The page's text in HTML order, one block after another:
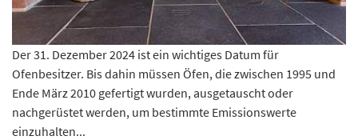
Der 31. Dezember 2024 ist ein wichtiges Datum für
Ofenbesitzer. Bis dahin müssen Öfen, die zwischen 1995 und
Ende März 2010 gefertigt wurden, ausgetauscht oder
nachgerüstet werden, um bestimmte Emissionswerte
einzuhalten...